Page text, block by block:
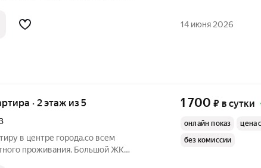
oбcуждаются индивидуальнo!
14 июня 2026
· 2 этаж из 5
в центре города.со всем
проживания. Большой ЖК
1 700 ₽ в сутки
онлайн показ
цена
без комиссии